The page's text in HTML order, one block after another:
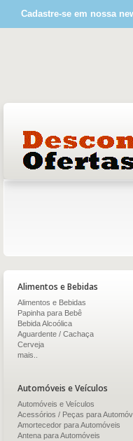
Cadastre-se em nossa
Alimentos e Bebidas
Alimentos e Bebidas
Papinha para Bebê
Bebida Alcoólica
Aguardente / Cachaça
Cerveja
mais..
Automóveis e Veículos
Automóveis e Veículos
Acessórios / Peças para
Amortecedor para Automóveis
Antena para Automóveis